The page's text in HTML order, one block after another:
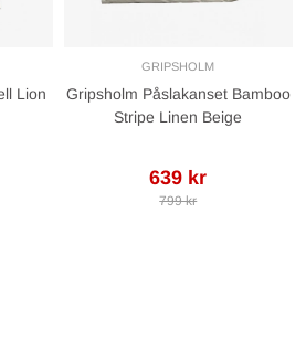
Lion
GRIPSHOLM
Gripsholm Påslakanset Bamboo
Stripe Linen Beige
639 kr
799 kr